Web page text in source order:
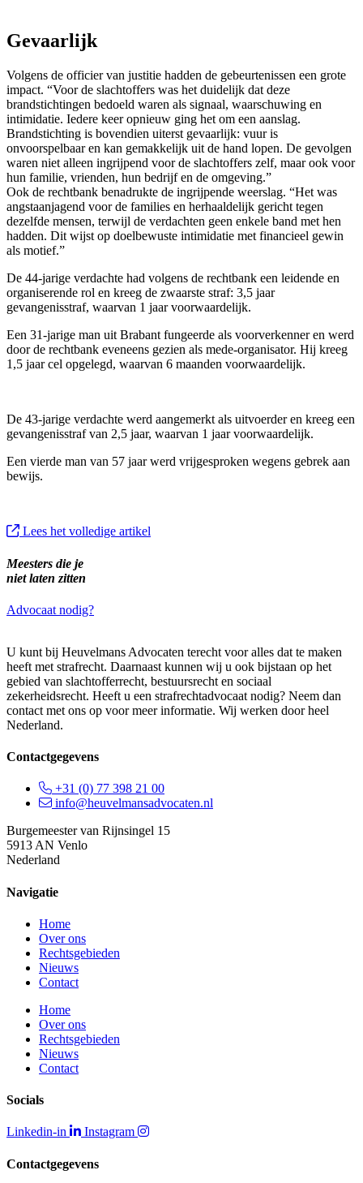
Gevaarlijk
Volgens de officier van justitie hadden de gebeurtenissen een grote
impact. “Voor de slachtoffers was het duidelijk dat deze
brandstichtingen bedoeld waren als signaal, waarschuwing en
intimidatie. Iedere keer opnieuw ging het om een aanslag.
Brandstichting is bovendien uiterst gevaarlijk: vuur is
onvoorspelbaar en kan gemakkelijk uit de hand lopen. De gevolgen
waren niet alleen ingrijpend voor de slachtoffers zelf, maar ook voor
hun familie, vrienden, hun bedrijf en de omgeving.”
Ook de rechtbank benadrukte de ingrijpende weerslag. “Het was
angstaanjagend voor de families en herhaaldelijk gericht tegen
dezelfde mensen, terwijl de verdachten geen enkele band met hen
hadden. Dit wijst op doelbewuste intimidatie met financieel gewin
als motief.”
De 44-jarige verdachte had volgens de rechtbank een leidende en
organiserende rol en kreeg de zwaarste straf: 3,5 jaar
gevangenisstraf, waarvan 1 jaar voorwaardelijk.
Een 31-jarige man uit Brabant fungeerde als voorverkenner en werd
door de rechtbank eveneens gezien als mede-organisator. Hij kreeg
1,5 jaar cel opgelegd, waarvan 6 maanden voorwaardelijk.
De 43-jarige verdachte werd aangemerkt als uitvoerder en kreeg een
gevangenisstraf van 2,5 jaar, waarvan 1 jaar voorwaardelijk.
Een vierde man van 57 jaar werd vrijgesproken wegens gebrek aan
bewijs.
Lees het volledige artikel
Meesters die je
niet laten zitten
Advocaat nodig?
U kunt bij Heuvelmans Advocaten terecht voor alles dat te maken
heeft met strafrecht. Daarnaast kunnen wij u ook bijstaan op het
gebied van slachtofferrecht, bestuursrecht en sociaal
zekerheidsrecht. Heeft u een strafrechtadvocaat nodig? Neem dan
contact met ons op voor meer informatie. Wij werken door heel
Nederland.
Contactgegevens
+31 (0) 77 398 21 00
info@heuvelmansadvocaten.nl
Burgemeester van Rijnsingel 15
5913 AN Venlo
Nederland
Navigatie
Home
Over ons
Rechtsgebieden
Nieuws
Contact
Home
Over ons
Rechtsgebieden
Nieuws
Contact
Socials
Linkedin-in Instagram
Contactgegevens